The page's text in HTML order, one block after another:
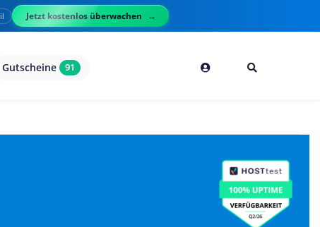
Jetzt kostenlos überwachen
Gutscheine 91